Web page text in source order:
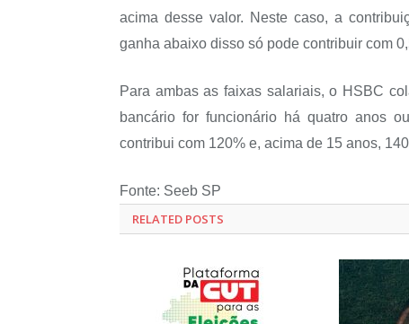
acima desse valor. Neste caso, a
ganha abaixo disso só pode contribuir com
Para ambas as faixas salariais, o HSBC
bancário for funcionário há quatro anos
contribui com 120% e, acima de 15 anos,
Fonte: Seeb SP
RELATED POSTS